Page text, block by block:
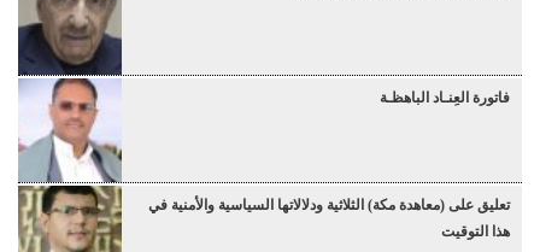
فاتورة العِنـاد الباهظـة
تعليق على (معاهدة مكة) الثلاثية ودلالاتها السياسية والأمنية في
هذا التوقيت